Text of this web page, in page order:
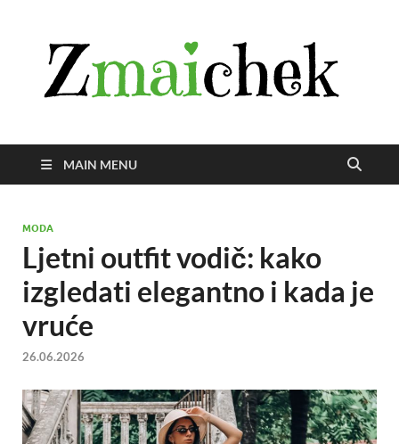
MAIN MENU
MODA
Ljetni outfit vodič: kako
izgledati elegantno i kada je
vruće
26.06.2026